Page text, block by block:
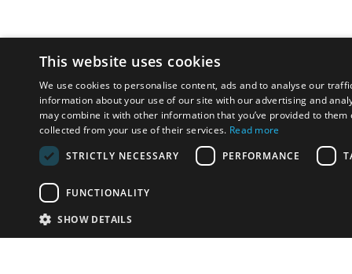
This website uses cookies
We use cookies to personalise content, ads and to analyse our
information about your use of our site with our advertising and
may combine it with other information that you’ve provided to them
collected from your use of their services. Read more
STRICTLY NECESSARY
PERFORMANCE
FUNCTIONALITY
SHOW DETAILS